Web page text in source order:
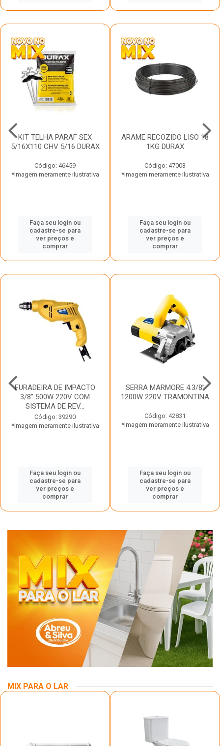
KIT TELHA PARAF SEX
5/16X110 CHV 5/16 DURAX
Código: 46459
*Imagem meramente ilustrativa
Faça seu login ou
cadastre-se para
ver preços e
comprar
ARAME RECOZIDO LISO 18
1KG DURAX
Código: 47003
*Imagem meramente ilustrativa
Faça seu login ou
cadastre-se para
ver preços e
comprar
FURADEIRA DE IMPACTO
3/8” 500W 220V COM
SISTEMA DE REV...
Código: 39290
*Imagem meramente ilustrativa
Faça seu login ou
cadastre-se para
ver preços e
comprar
SERRA MARMORE 4.3/8”
1200W 220V TRAMONTINA
Código: 42831
*Imagem meramente ilustrativa
Faça seu login ou
cadastre-se para
ver preços e
comprar
MIX PARA O LAR